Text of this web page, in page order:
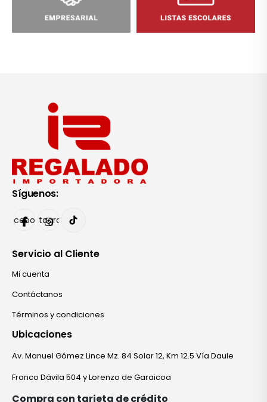
Síguenos:
FacebookInstagram
Servicio al Cliente
Mi cuenta
Contáctanos
Términos y condiciones
Ubicaciones
Av. Manuel Gómez Lince Mz. 84 Solar 12, Km 12.5 Vía Daule
Franco Dávila 504 y Lorenzo de Garaicoa
Compra con tarjeta de crédito